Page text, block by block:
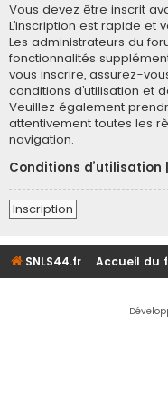
Vous devez être inscrit
L’inscription est rapide et
Les administrateurs du
fonctionnalités
vous inscrire, assurez-
conditions d’utilisation et
Veuillez également
attentivement toutes les
navigation.
Conditions d’utilisation
Inscription
SNLS44.fr Accueil du